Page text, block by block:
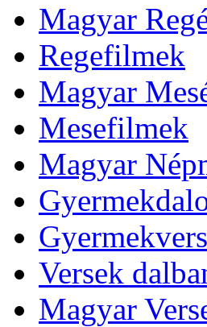
Magyar
Regefilmek
Magyar
Mesefilmek
Magyar
Versek
Magyar